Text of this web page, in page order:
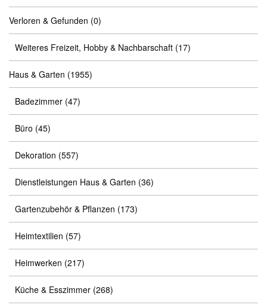
Verloren & Gefunden (0)
Weiteres Freizeit, Hobby & Nachbarschaft (17)
Haus & Garten (1955)
Badezimmer (47)
Büro (45)
Dekoration (557)
Dienstleistungen Haus & Garten (36)
Gartenzubehör & Pflanzen (173)
Heimtextilien (57)
Heimwerken (217)
Küche & Esszimmer (268)